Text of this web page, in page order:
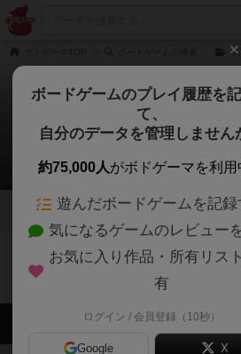
サ
サルトフィヨ
0件の戦略やコツ
1 5
サルトフィヨルドのト
会員の新しい
ボードゲームのプレイ履歴を
て、
自分のデータを管理しません
約75,000人がボドゲーマを利用
遊んだボードゲームを記録
気になるゲームのレビュー
お気に入り作品・所有リス
有
ログイン / 会員登録（10秒）
Google X